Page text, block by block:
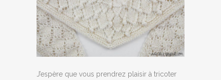
J’espère que vous prendrez plaisir à tricoter